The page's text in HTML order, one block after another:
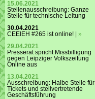
15.06.2021
Stellenausschreibung: Ganze
Stelle für technische Leitung
30.04.2021
CEEIEH #265 ist online! | »
29.04.2021
Presserat spricht Missbilligung
gegen Leipziger Volkszeitung
Online aus
13.04.2021
Ausschreibung: Halbe Stelle für
Tickets und stellvertretende
Geschäftsführung